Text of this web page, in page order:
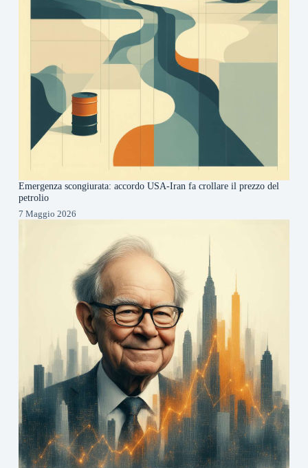
Emergenza scongiurata: accordo USA-Iran fa crollare il prezzo del
petrolio
7 Maggio 2026